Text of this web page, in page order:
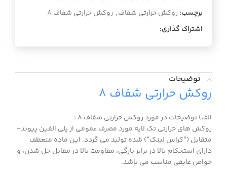
برچسب: روکش حرارتی شفاف, روکش حرارتی شفاف ۸
اشتراک گذاری:
توضیحات
روکش حرارتی شفاف ۸
الف) توضیحات در مورد روکش حرارتی شفاف ۸ :
روکش های حرارتی تک لایه مورد مصرف عمومی از پلی الفین پیوند-
متقابل (”کراس لینک”) شده تولید می گردد. این ماده منعطف
دارای استحکام بالا در برابر پارگی، مقاومت بالا در مقابل حل شدن، و
خواص عایقی مناسب می باشد.